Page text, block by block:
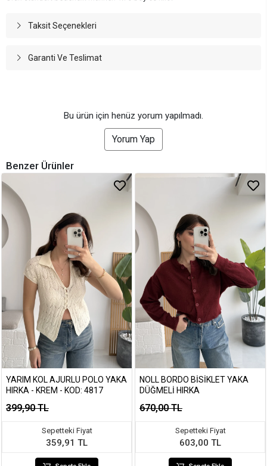
Taksit Seçenekleri
Garanti Ve Teslimat
Bu ürün için henüz yorum yapılmadı.
Yorum Yap
Benzer Ürünler
YARIM KOL AJURLU POLO YAKA
HIRKA - KREM - KOD: 4817
399,90 TL
Sepetteki Fiyat
359,91 TL
NOLL BORDO BISIKLET YAKA
DÜĞMELI HIRKA
670,00 TL
Sepetteki Fiyat
603,00 TL